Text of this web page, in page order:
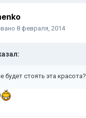
8 февраля, 2014
будет стоять эта красота?